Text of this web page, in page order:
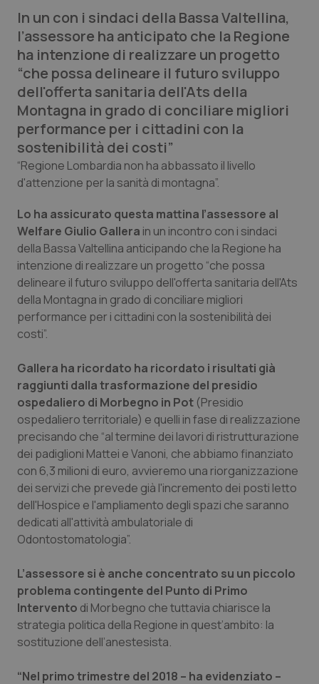
Lettere al direttore
Edizioni Regionali
QS Pro
Professionisti Sanitari.AI
Abruzzo
Basilicata
Calabria
Campania
Emilia-Romagna
Friuli Venezia Giulia
Lazio
Liguria
Lombardia
Marche
Molise
Piemonte
Provincia Autonoma di Bolzano
Provincia Autonoma di Trento
Puglia
QS Pro Gold
Artrite & artrosi
Asma & BPCO
Car-T
Colesterolo & coronaropatie
Dermatite Atopica
Diabete & glucometri
Disturbi dell’umore
Dolore
Donna & Salute
Epatiti
Infezioni & Febbre
Ipertensione & Scompenso
Malattie rare
QS Club Newsletter
In un con i sindaci della Bassa Valtellina,
l’assessore ha anticipato che la Regione
ha intenzione di realizzare un progetto
“che possa delineare il futuro sviluppo
dell'offerta sanitaria dell'Ats della
Montagna in grado di conciliare migliori
performance per i cittadini con la
sostenibilità dei costi”
“Regione Lombardia non ha abbassato il livello
d'attenzione per la sanità di montagna”.
Lo ha assicurato questa mattina l’assessore al
Welfare Giulio Gallera in un incontro con i sindaci
della Bassa Valtellina anticipando che la Regione ha
intenzione di realizzare un progetto “che possa
delineare il futuro sviluppo dell'offerta sanitaria dell'Ats
della Montagna in grado di conciliare migliori
performance per i cittadini con la sostenibilità dei
costi”.
Gallera ha ricordato ha ricordato i risultati già
raggiunti dalla trasformazione del presidio
ospedaliero di Morbegno in Pot (Presidio
ospedaliero territoriale) e quelli in fase di realizzazione
precisando che “al termine dei lavori di ristrutturazione
dei padiglioni Mattei e Vanoni, che abbiamo finanziato
con 6,3 milioni di euro, avvieremo una riorganizzazione
dei servizi che prevede già l'incremento dei posti letto
dell'Hospice e l'ampliamento degli spazi che saranno
dedicati all'attività ambulatoriale di
Odontostomatologia”.
L’assessore si è anche concentrato su un piccolo
problema contingente del Punto di Primo
Intervento di Morbegno che tuttavia chiarisce la
strategia politica della Regione in quest’ambito: la
sostituzione dell’anestesista.
“Nel primo trimestre del 2018 – ha evidenziato –